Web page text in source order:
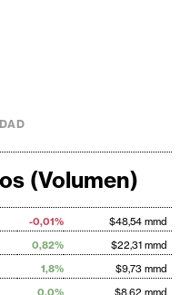
(Volumen)
-0,01%
$48,54 mmd
0,82%
$22,31 mmd
1,8%
$9,73 mmd
0,0%
$8,62 mmd